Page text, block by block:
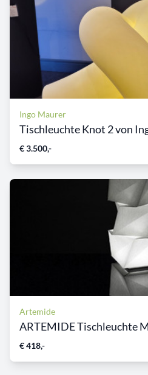
Ingo Maurer
Tischleuchte Knot 2 von
€ 3.500,-
Artemide
ARTEMIDE Tischleuchte
€ 418,-